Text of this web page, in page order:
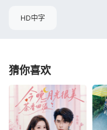
HD中字
猜你喜欢